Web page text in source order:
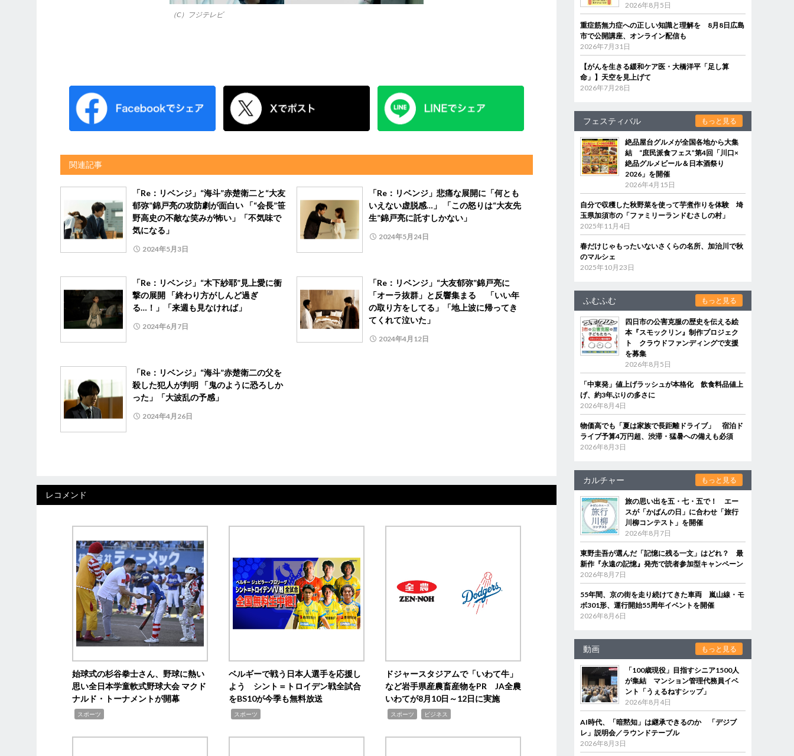
（C）フジテレビ
関連記事
「Re：リベンジ」“海斗”赤楚衛二と“大友
郁弥”錦戸亮の攻防劇が面白い 「“会長”笹
野高史の不敵な笑みが怖い」「不気味で
気になる」
2024年5月3日
「Re：リベンジ」悲痛な展開に「何とも
いえない虚脱感…」 「この怒りは“大友先
生”錦戸亮に託すしかない」
2024年5月24日
「Re：リベンジ」“木下紗耶”見上愛に衝
撃の展開 「終わり方がしんど過ぎ
る…！」「来週も見なければ」
2024年6月7日
「Re：リベンジ」“大友郁弥”錦戸亮に
「オーラ抜群」と反響集まる 「いい年
の取り方をしてる」「地上波に帰ってき
てくれて泣いた」
2024年4月12日
「Re：リベンジ」“海斗”赤楚衛二の父を
殺した犯人が判明 「鬼のように恐ろしか
った」「大波乱の予感」
2024年4月26日
レコメンド
始球式の杉谷拳士さん、野球に熱い
思い全日本学童軟式野球大会 マクド
ナルド・トーナメントが開幕
スポーツ
ベルギーで戦う日本人選手を応援し
よう シント＝トロイデン戦全試合
をBS10が今季も無料放送
スポーツ
ドジャースタジアムで「いわて牛」
など岩手県産農畜産物をPR JA全農
いわてが8月10日～12日に実施
スポーツ ビジネス
2026年8月5日
重症筋無力症への正しい知識と理解を 8月8日広島
市で公開講座、オンライン配信も
2026年7月31日
【がんを生きる緩和ケア医・大橋洋平「足し算
命」】天空を見上げて
2026年7月28日
フェスティバル もっと見る
絶品屋台グルメが全国各地から大集
結 “庶民派食フェス”第4回「川口×
絶品グルメビール＆日本酒祭り
2026」を開催
2026年4月15日
自分で収穫した秋野菜を使って芋煮作りを体験 埼
玉県加須市の「ファミリーランドむさしの村」
2025年11月4日
春だけじゃもったいないさくらの名所、加治川で秋
のマルシェ
2025年10月23日
ふむふむ もっと見る
四日市の公害克服の歴史を伝える絵
本『スモックリン』制作プロジェク
ト クラウドファンディングで支援
を募集
2026年8月5日
「中東発」値上げラッシュが本格化 飲食料品値上
げ、約3年ぶりの多さに
2026年8月4日
物価高でも「夏は家族で長距離ドライブ」 宿泊ド
ライブ予算4万円超、渋滞・猛暑への備えも必須
2026年8月3日
カルチャー もっと見る
旅の思い出を五・七・五で！ エー
スが「かばんの日」に合わせ「旅行
川柳コンテスト」を開催
2026年8月7日
東野圭吾が選んだ「記憶に残る一文」はどれ？ 最
新作『永遠の記憶』発売で読者参加型キャンペーン
2026年8月7日
55年間、京の街を走り続けてきた車両 嵐山線・モ
ボ301形、運行開始55周年イベントを開催
2026年8月6日
動画 もっと見る
「100歳現役」目指すシニア1500人
が集結 マンション管理代務員イベ
ント「うぇるねすシップ」
2026年8月4日
AI時代、「暗黙知」は継承できるのか 「デジブ
レ」説明会／ラウンドテーブル
2026年8月3日